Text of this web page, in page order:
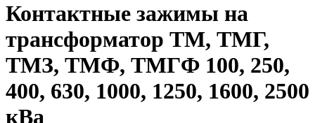
Контактные зажимы на
трансформатор ТМ, ТМГ,
ТМЗ, ТМФ, ТМГФ 100, 250,
400, 630, 1000, 1250, 1600, 2500
кВа